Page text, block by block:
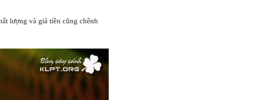
lượng và giá tiền cũng chênh